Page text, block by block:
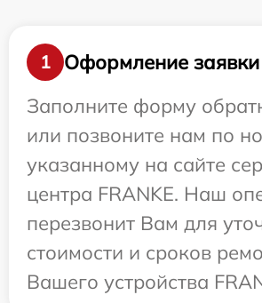
1
Оформление заявки
Заполните форму
или позвоните нам по
указанному на сайте
центра FRANKE. Наш
перезвонит Вам для
стоимости и сроков
Вашего устройства